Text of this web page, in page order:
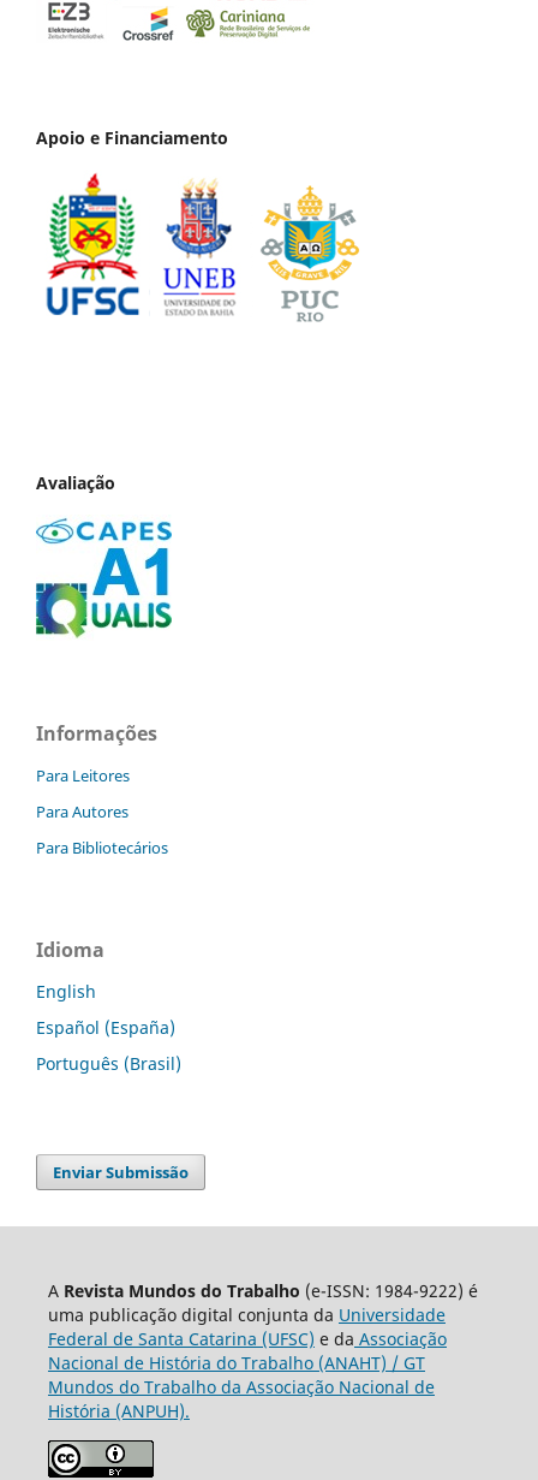
Apoio e Financiamento
Avaliação
Informações
Para Leitores
Para Autores
Para Bibliotecários
Idioma
English
Español (España)
Português (Brasil)
Enviar Submissão
A Revista Mundos do Trabalho (e-ISSN: 1984-9222) é
uma publicação digital conjunta da Universidade
Federal de Santa Catarina (UFSC) e da Associação
Nacional de História do Trabalho (ANAHT) / GT
Mundos do Trabalho da Associação Nacional de
História (ANPUH).